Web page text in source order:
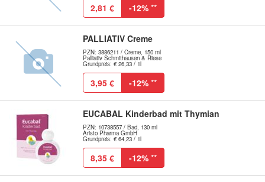
2,81 € -12% **
PALLIATIV Creme
PZN: 3886211 / Creme, 150 ml
Palliativ Schmithausen & Riese
Grundpreis: € 26,33 / 1l
3,95 € -12% **
EUCABAL Kinderbad mit Thymian
PZN: 10738557 / Bad, 130 ml
Aristo Pharma GmbH
Grundpreis: € 64,23 / 1l
8,35 € -12% **